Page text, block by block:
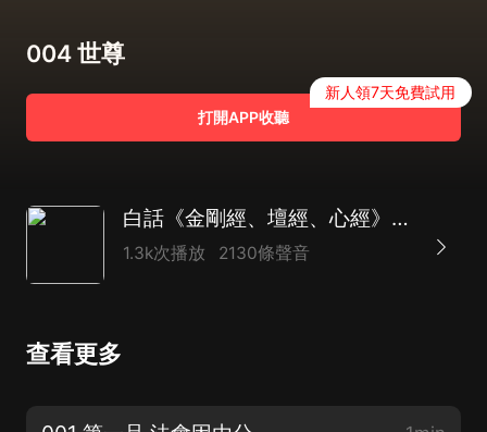
004 世尊
打開APP收聽
新人領7天免費試用
白話《金剛經、壇經、心經》|佛教十三經
1.3k次播放 2130條聲音
查看更多